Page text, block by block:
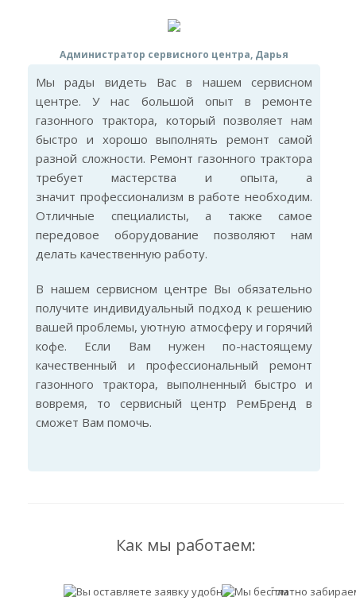
Администратор сервисного центра, Дарья
Мы рады видеть Вас в нашем сервисном
центре. У нас большой опыт в ремонте
газонного трактора, который позволяет нам
быстро и хорошо выполнять ремонт самой
разной сложности. Ремонт газонного трактора
требует мастерства и опыта, а
значит профессионализм в работе необходим.
Отличные специалисты, а также самое
передовое оборудование позволяют нам
делать качественную работу.
В нашем сервисном центре Вы обязательно
получите индивидуальный подход к решению
вашей проблемы, уютную атмосферу и горячий
кофе. Если Вам нужен по-настоящему
качественный и профессиональный ремонт
газонного трактора, выполненный быстро и
вовремя, то сервисный центр РемБренд в
сможет Вам помочь.
Как мы работаем: